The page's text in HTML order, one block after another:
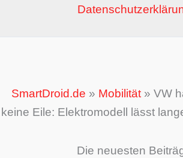
SmartDroid.de » Mobilität» VW
keine Eile: Elektromodell lässt
Die neuesten